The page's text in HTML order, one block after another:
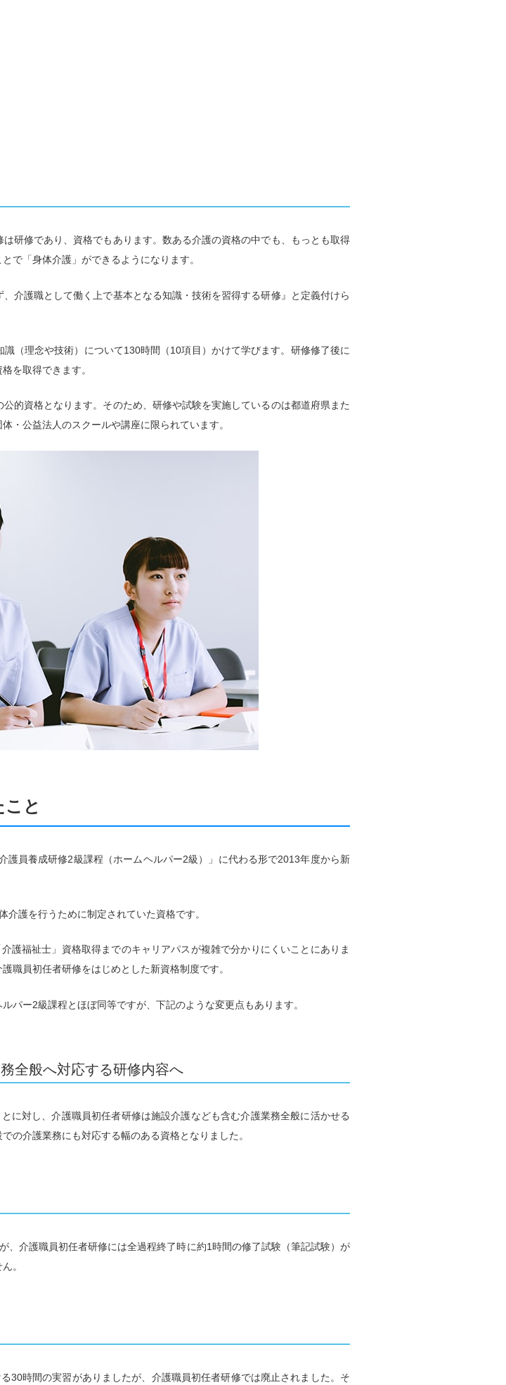
研修であり、資格でもあります。数ある介護の資格の中でも、もっとも取得
で「身体介護」ができるようになります。
介護職として働く上で基本となる知識・技術を習得する研修』と定義付けら
（理念や技術）について130時間（10項目）かけて学びます。研修修了後に
を取得できます。
的資格となります。そのため、研修や試験を実施しているのは都道府県また
・公益法人のスクールや講座に限られています。
と
員養成研修2級課程（ホームヘルパー2級）」に代わる形で2013年度から新
護を行うために制定されていた資格です。
護福祉士」資格取得までのキャリアパスが複雑で分かりにくいことにありま
職員初任者研修をはじめとした新資格制度です。
パー2級課程とほぼ同等ですが、下記のような変更点もあります。
全般へ対応する研修内容へ
に対し、介護職員初任者研修は施設介護なども含む介護業務全般に活かせる
の介護業務にも対応する幅のある資格となりました。
、介護職員初任者研修には全過程終了時に約1時間の修了試験（筆記試験）が
。
30時間の実習がありましたが、介護職員初任者研修では廃止されました。そ